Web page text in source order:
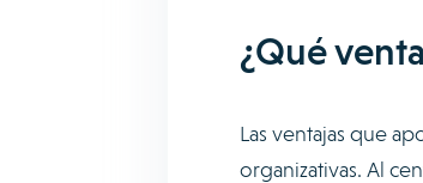
¿Qué
Las ventajas que
organizativas. Al